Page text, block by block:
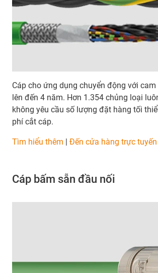
Cáp cho ứng dụng chuyển động với cam
lên đến 4 năm. Hơn 1.354 chủng loại
không yêu cầu số lượng đặt hàng tối
phí cắt cáp.
Tìm hiểu thêm | Đến cửa hàng trực tuyến
Cáp bấm sẵn đầu nối